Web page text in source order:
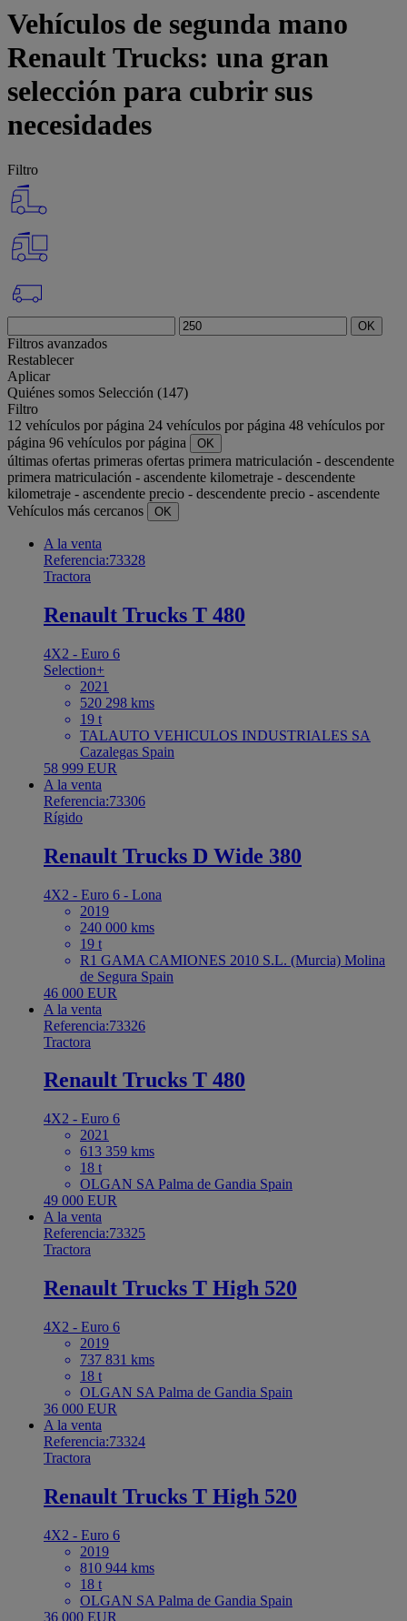
Vehículos de segunda mano
Renault Trucks: una gran
selección para cubrir sus
necesidades
Filtro
OK
Filtros avanzados
Restablecer
Aplicar
Quiénes somos Selección (147)
Filtro
12 vehículos por página 24 vehículos por página 48 vehículos por
página 96 vehículos por página OK
últimas ofertas primeras ofertas primera matriculación - descendente
primera matriculación - ascendente kilometraje - descendente
kilometraje - ascendente precio - descendente precio - ascendente
Vehículos más cercanos
OK
A la venta
Referencia:73328
Tractora
Renault Trucks T 480
4X2 - Euro 6
Selection+
2021
520 298 kms
19 t
TALAUTO VEHICULOS INDUSTRIALES SA
Cazalegas Spain
58 999 EUR
A la venta
Referencia:73306
Rígido
Renault Trucks D Wide 380
4X2 - Euro 6 - Lona
2019
240 000 kms
19 t
R1 GAMA CAMIONES 2010 S.L. (Murcia) Molina
de Segura Spain
46 000 EUR
A la venta
Referencia:73326
Tractora
Renault Trucks T 480
4X2 - Euro 6
2021
613 359 kms
18 t
OLGAN SA Palma de Gandia Spain
49 000 EUR
A la venta
Referencia:73325
Tractora
Renault Trucks T High 520
4X2 - Euro 6
2019
737 831 kms
18 t
OLGAN SA Palma de Gandia Spain
36 000 EUR
A la venta
Referencia:73324
Tractora
Renault Trucks T High 520
4X2 - Euro 6
2019
810 944 kms
18 t
OLGAN SA Palma de Gandia Spain
36 000 EUR